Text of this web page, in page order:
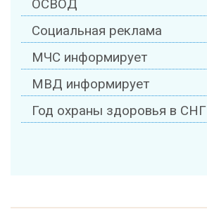
ОСВОД
Социальная реклама
МЧС информирует
МВД информирует
Год охраны здоровья в СНГ